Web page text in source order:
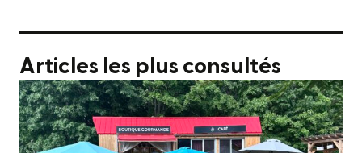
Articles les plus consultés